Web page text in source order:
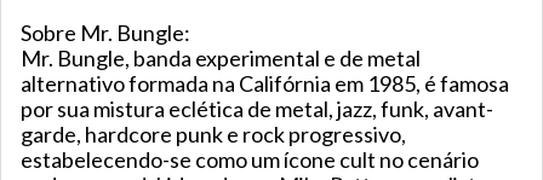
Sobre Mr. Bungle:
Mr. Bungle, banda experimental e de metal
alternativo formada na Califórnia em 1985, é famosa
por sua mistura eclética de metal, jazz, funk, avant-
garde, hardcore punk e rock progressivo,
estabelecendo-se como um ícone cult no cenário